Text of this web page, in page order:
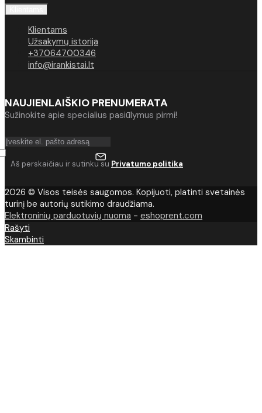
Klientams
Užsakymų istorija
+37064700346
info@irankistai.lt
NAUJIENLAIŠKIO PRENUMERATA
Sužinokite apie specialius pasiūlymus pirmi!
Aš perskaičiau ir sutinku su Privatumo politika
2026 © Visos teisės saugomos. Kopijuoti, platinti svetainės
turinį be autorių sutikimo draudžiama.
Elektroninių parduotuvių nuoma - eshoprent.com
Rašyti
Skambinti